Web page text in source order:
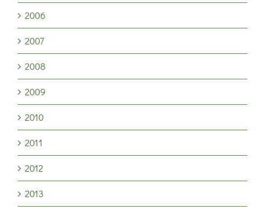
2006
2007
2008
2009
2010
2011
2012
2013